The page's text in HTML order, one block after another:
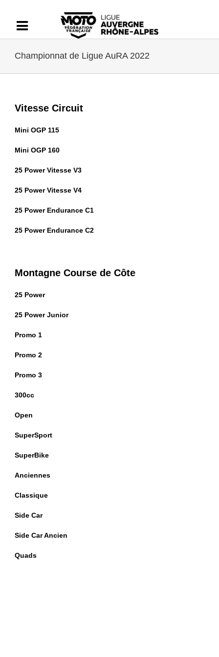
contenu
Championnat de Ligue AuRA 2022
Vitesse Circuit
Mini OGP 115
Mini OGP 160
25 Power Vitesse V3
25 Power Vitesse V4
25 Power Endurance C1
25 Power Endurance C2
Montagne Course de Côte
25 Power
25 Power Junior
Promo 1
Promo 2
Promo 3
300cc
Open
SuperSport
SuperBike
Anciennes
Classique
Side Car
Side Car Ancien
Quads